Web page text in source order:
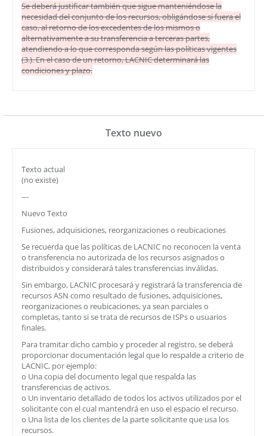
Se deberá justificar también que sigue manteniéndose la
necesidad del conjunto de los recursos, obligándose si fuera el
caso, al retorno de los excedentes de los mismos o
alternativamente a su transferencia a terceras partes,
atendiendo a lo que corresponda según las políticas vigentes
(3.). En el caso de un retorno, LACNIC determinará las
condiciones y plazo.
Texto nuevo
Texto actual
(no existe)
---
Nuevo Texto
Fusiones, adquisiciones, reorganizaciones o reubicaciones
Se recuerda que las políticas de LACNIC no reconocen la venta
o transferencia no autorizada de los recursos asignados o
distribuidos y considerará tales transferencias inválidas.
Sin embargo, LACNIC procesará y registrará la transferencia de
recursos ASN como resultado de fusiones, adquisiciones,
reorganizaciones o reubicaciones, ya sean parciales o
completas, tanto si se trata de recursos de ISPs o usuarios
finales.
Para tramitar dicho cambio y proceder al registro, se deberá
proporcionar documentación legal que lo respalde a criterio de
LACNIC, por ejemplo:
o Una copia del documento legal que respalda las
transferencias de activos.
o Un inventario detallado de todos los activos utilizados por el
solicitante con el cual mantendrá en uso el espacio el recurso.
o Una lista de los clientes de la parte solicitante que usa los
recursos.